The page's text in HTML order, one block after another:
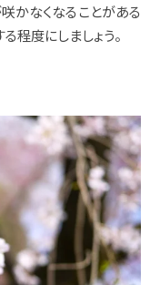
かなくなることがある
程度にしましょう。